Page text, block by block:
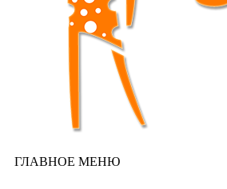
ГЛАВНОЕ МЕНЮ